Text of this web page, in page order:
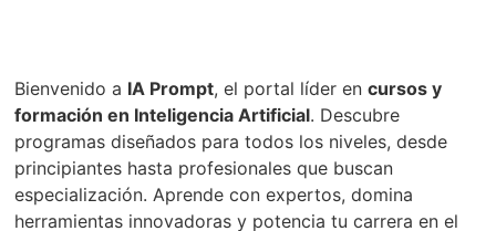
Bienvenido a IA Prompt, el portal líder encursos y
formación en Inteligencia Artificial. Descubre
programas diseñados para todos los niveles, desde
principiantes hasta profesionales que buscan
especialización. Aprende con expertos, domina
herramientas innovadoras y potencia tu carrera en el